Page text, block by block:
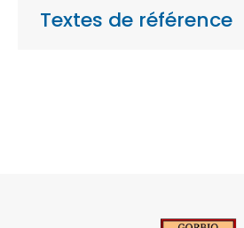
Textes de référence